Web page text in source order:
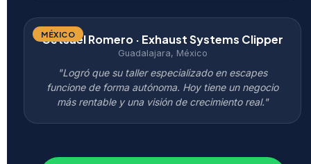
MÉXICO
Getsael Romero · Exhaust Systems Clipper
Guadalajara, México
"Logró que su taller especializado en escapes
funcione de forma autónoma. Hoy tiene un negocio
más rentable y una visión de crecimiento real."